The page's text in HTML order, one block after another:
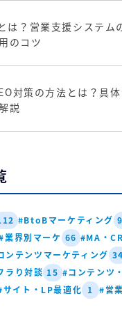
は？営業支援システム
のコツ
対策の方法とは？具
説
#BtoBマーケティング
業界別マーケ 66 #MA・
ンテンツマーケティング 34
ラり対談 15 #コンテンツ
サイト・LP最適化 1 #営